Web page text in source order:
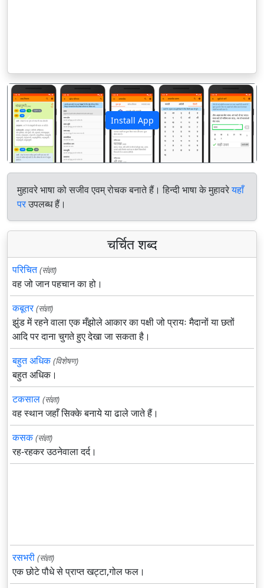
Install App
पिछला अगला
मुहावरे भाषा को सजीव एवम् रोचक बनाते हैं। हिन्दी भाषा के मुहावरेयहाँ
परउपलब्ध हैं।
चर्चित शब्द
परिचित (संज्ञा)
वह जो जान पहचान का हो।
कबूतर (संज्ञा)
झुंड में रहने वाला एक मँझोले आकार का पक्षी जो प्रायः मैदानों या छतों
आदि पर दाना चुगते हुए देखा जा सकता है।
बहुत अधिक (विशेषण)
बहुत अधिक।
टकसाल (संज्ञा)
वह स्थान जहाँ सिक्के बनाये या ढाले जाते हैं।
कसक (संज्ञा)
रह-रहकर उठनेवाला दर्द।
रसभरी (संज्ञा)
एक छोटे पौधे से प्राप्त खट्टा,गोल फल।